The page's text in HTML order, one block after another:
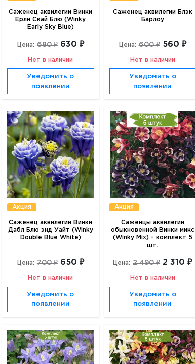
Саженец аквилегии Винки
Ерли Скай Блю (Winky
Early Sky Blue)
Цена: 680 ₽ 630 ₽
Нет в наличии
Уведомить о
появлении
Саженец аквилегии Блэк
Барлоу
Цена: 600 ₽ 560 ₽
Нет в наличии
Уведомить о
появлении
Акция
Саженец аквилегии Винки
Дабл Блю энд Уайт (Winky
Double Blue White)
Цена: 700 ₽ 650 ₽
Нет в наличии
Уведомить о
появлении
Акция
Саженцы аквилегии
обыкновенной Винки микс
(Winky Mix) - комплект 5
шт.
Цена: 2 490 ₽ 2 310 ₽
Нет в наличии
Уведомить о
появлении